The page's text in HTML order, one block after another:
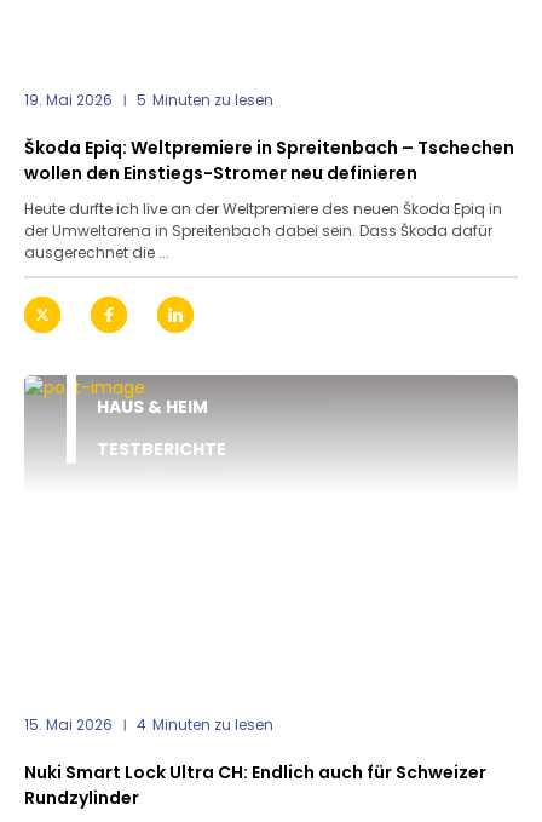
19. Mai 2026 5 Minuten zu lesen
Škoda Epiq: Weltpremiere in Spreitenbach – Tschechen
wollen den Einstiegs-Stromer neu definieren
Heute durfte ich live an der Weltpremiere des neuen Škoda Epiq in
der Umweltarena in Spreitenbach dabei sein. Dass Škoda dafür
ausgerechnet die ...
HAUS & HEIM
TESTBERICHTE
15. Mai 2026 4 Minuten zu lesen
Nuki Smart Lock Ultra CH: Endlich auch für Schweizer
Rundzylinder